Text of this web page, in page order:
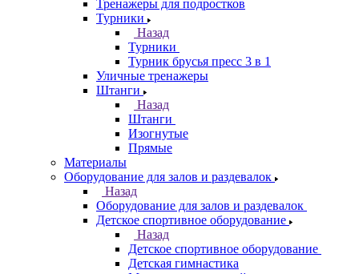
Тренажеры для подростков
Турники
Назад
Турники
Турник брусья пресс 3 в 1
Уличные тренажеры
Штанги
Назад
Штанги
Изогнутые
Прямые
Материалы
Оборудование для залов и раздевалок
Назад
Оборудование для залов и раздевалок
Детское спортивное оборудование
Назад
Детское спортивное оборудование
Детская гимнастика